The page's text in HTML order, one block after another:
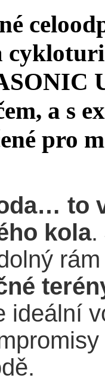
a s
pro
to
kola.
ideální